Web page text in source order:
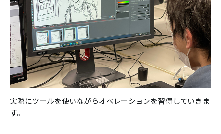
実際にツールを使いながらオペレーションを習得していきま
す。